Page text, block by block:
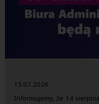
15.07.2026
Informujemy, że 14